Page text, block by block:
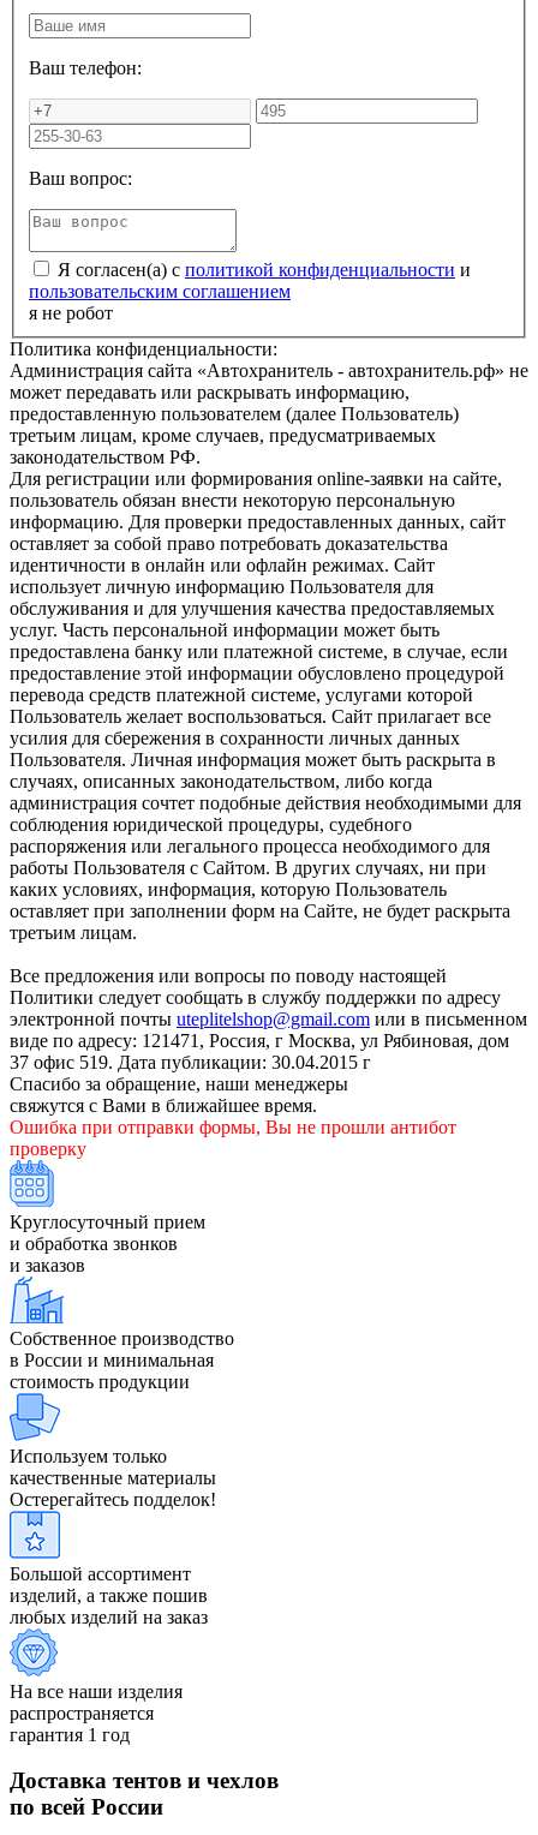
Ваш телефон:
Ваш вопрос:
Я согласен(а) с политикой конфиденциальности и
пользовательским соглашением
я не робот
Политика конфиденциальности:
Администрация сайта «Автохранитель - автохранитель.рф» не
может передавать или раскрывать информацию,
предоставленную пользователем (далее Пользователь)
третьим лицам, кроме случаев, предусматриваемых
законодательством РФ.
Для регистрации или формирования online-заявки на сайте,
пользователь обязан внести некоторую персональную
информацию. Для проверки предоставленных данных, сайт
оставляет за собой право потребовать доказательства
идентичности в онлайн или офлайн режимах. Сайт
использует личную информацию Пользователя для
обслуживания и для улучшения качества предоставляемых
услуг. Часть персональной информации может быть
предоставлена банку или платежной системе, в случае, если
предоставление этой информации обусловлено процедурой
перевода средств платежной системе, услугами которой
Пользователь желает воспользоваться. Сайт прилагает все
усилия для сбережения в сохранности личных данных
Пользователя. Личная информация может быть раскрыта в
случаях, описанных законодательством, либо когда
администрация сочтет подобные действия необходимыми для
соблюдения юридической процедуры, судебного
распоряжения или легального процесса необходимого для
работы Пользователя с Сайтом. В других случаях, ни при
каких условиях, информация, которую Пользователь
оставляет при заполнении форм на Сайте, не будет раскрыта
третьим лицам.
Все предложения или вопросы по поводу настоящей
Политики следует сообщать в службу поддержки по адресу
электронной почты uteplitelshop@gmail.com или в письменном
виде по адресу: 121471, Россия, г Москва, ул Рябиновая, дом
37 офис 519. Дата публикации: 30.04.2015 г
Спасибо за обращение, наши менеджеры
свяжутся с Вами в ближайшее время.
Ошибка при отправки формы, Вы не прошли антибот
проверку
Круглосуточный прием
и обработка звонков
и заказов
Собственное производство
в России и минимальная
стоимость продукции
Используем только
качественные материалы
Остерегайтесь подделок!
Большой ассортимент
изделий, а также пошив
любых изделий на заказ
На все наши изделия
распространяется
гарантия 1 год
Доставка тентов и чехлов
по всей России